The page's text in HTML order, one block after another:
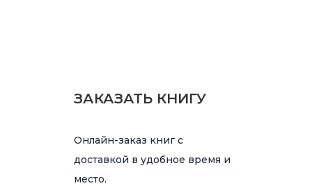
ЗАКАЗАТЬ КНИГУ
Онлайн-заказ книг с
доставкой в удобное время и
место.